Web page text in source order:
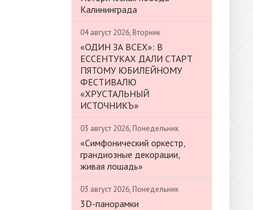
Калининграда
04 август 2026, Вторник
«ОДИН ЗА ВСЕХ»: В
ЕССЕНТУКАХ ДАЛИ СТАРТ
ПЯТОМУ ЮБИЛЕЙНОМУ
ФЕСТИВАЛЮ
«ХРУСТАЛЬНЫЙ
ИСТОЧНИКЪ»
03 август 2026, Понедельник
«Симфонический оркестр,
грандиозные декорации,
живая лошадь»
03 август 2026, Понедельник
3D-панорамки